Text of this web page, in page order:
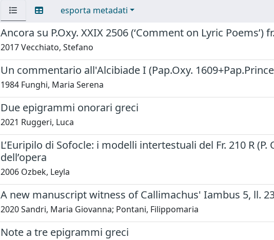
esporta metadati
Ancora su P.Oxy. XXIX 2506 (‘Comment on Lyric Poems’)
2017 Vecchiato, Stefano
Un commentario all'Alcibiade I (Pap.Oxy.
1984 Funghi, Maria Serena
Due epigrammi onorari greci
2021 Ruggeri, Luca
L’Euripilo di Sofocle: i modelli intertestuali del Fr. 210 R
dell’opera
2006 Ozbek, Leyla
A new manuscript witness of Callimachus' Iambus 5, ll.
2020 Sandri, Maria Giovanna; Pontani, Filippomaria
Note a tre epigrammi greci